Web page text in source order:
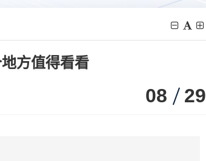
方值得看看
08 29